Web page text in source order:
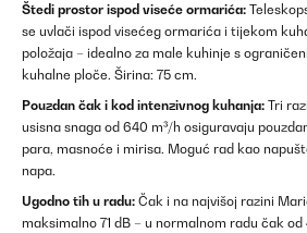
Štedi prostor ispod viseće ormarića:
se uvlači ispod visećeg ormarića i tijekom
položaja – idealno za male kuhinje s
kuhalne ploče. Širina: 75 cm.
Pouzdan čak i kod intenzivnog kuhanja: Tri
usisna snaga od 640 m³/h osiguravaju
para, masnoće i mirisa. Moguć rad kao
napa.
Ugodno tih u radu: Čak i na najvišoj razini
maksimalno 71 dB – u normalnom radu čak od